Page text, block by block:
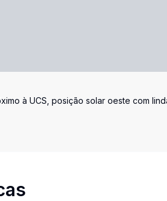
à UCS, posição solar oeste com